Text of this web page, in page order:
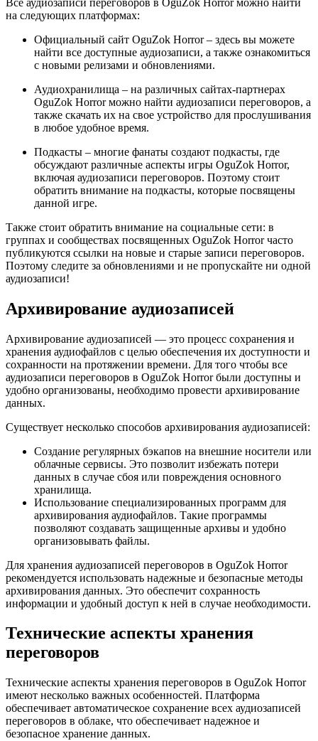
на следующих платформах:
Официальный сайт OguZok Horror – здесь вы можете
найти все доступные аудиозаписи, а также ознакомиться
с новыми релизами и обновлениями.
Аудиохранилища – на различных сайтах-партнерах
OguZok Horror можно найти аудиозаписи переговоров, а
также скачать их на свое устройство для прослушивания
в любое удобное время.
Подкасты – многие фанаты создают подкасты, где
обсуждают различные аспекты игры OguZok Horror,
включая аудиозаписи переговоров. Поэтому стоит
обратить внимание на подкасты, которые посвящены
данной игре.
Также стоит обратить внимание на социальные сети: в
группах и сообществах посвященных OguZok Horror часто
публикуются ссылки на новые и старые записи переговоров.
Поэтому следите за обновлениями и не пропускайте ни одной
аудиозаписи!
Архивирование аудиозаписей
Архивирование аудиозаписей — это процесс сохранения и
хранения аудиофайлов с целью обеспечения их доступности и
сохранности на протяжении времени. Для того чтобы все
аудиозаписи переговоров в OguZok Horror были доступны и
удобно организованы, необходимо провести архивирование
данных.
Существует несколько способов архивирования аудиозаписей:
Создание регулярных бэкапов на внешние носители или
облачные сервисы. Это позволит избежать потери
данных в случае сбоя или повреждения основного
хранилища.
Использование специализированных программ для
архивирования аудиофайлов. Такие программы
позволяют создавать защищенные архивы и удобно
организовывать файлы.
Для хранения аудиозаписей переговоров в OguZok Horror
рекомендуется использовать надежные и безопасные методы
архивирования данных. Это обеспечит сохранность
информации и удобный доступ к ней в случае необходимости.
Технические аспекты хранения
переговоров
Технические аспекты хранения переговоров в OguZok Horror
имеют несколько важных особенностей. Платформа
обеспечивает автоматическое сохранение всех аудиозаписей
переговоров в облаке, что обеспечивает надежное и
безопасное хранение данных.